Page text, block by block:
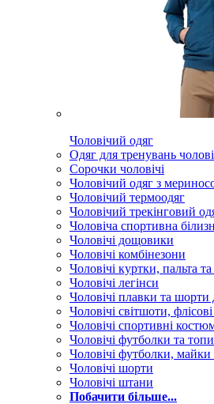
Чоловічий одяг
Одяг для тренувань
Сорочки чоловічі
Чоловічий одяг з
Чоловічий термоодяг
Чоловічий трекінговий
Чоловіча спортивна
Чоловічі дощовики
Чоловічі комбінезони
Чоловічі куртки, пальта
Чоловічі легінси
Чоловічі плавки та шорти
Чоловічі світшоти,
Чоловічі спортивні
Чоловічі футболки та
Чоловічі футболки, майки
Чоловічі шорти
Чоловічі штани
Побачити більше...